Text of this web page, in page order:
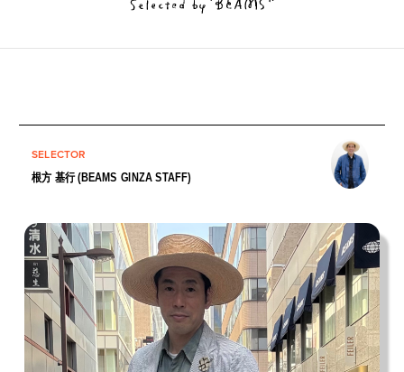
SELECTOR
根方 基行 (BEAMS GINZA STAFF)
私の偏愛話、聞いていってくれませんか？